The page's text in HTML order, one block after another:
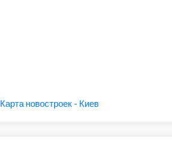
Карта новостроек - Киев